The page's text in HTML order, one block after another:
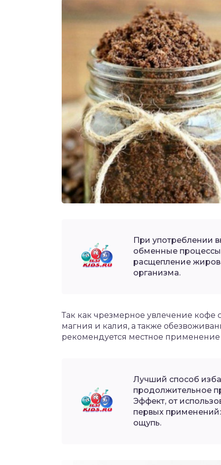
При употреблении
обменные
расщепление
организма.
Так как чрезмерное увлечение кофе
магния и калия, а также
рекомендуется местное
Лучший способ
продолжительное
Эффект, от
первых
ощупь.